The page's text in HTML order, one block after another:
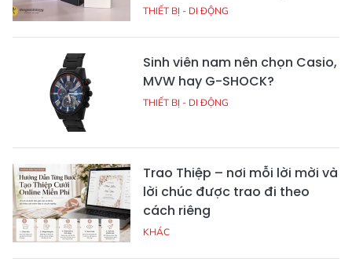
THIẾT BỊ - DI ĐỘNG
Sinh viên nam nên chọn Casio,
MVW hay G-SHOCK?
THIẾT BỊ - DI ĐỘNG
Trao Thiệp – nơi mỗi lời mời và
lời chúc được trao đi theo
cách riêng
KHÁC